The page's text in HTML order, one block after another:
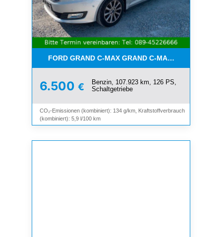
FORD GRAND C-MAX GRAND C-MAX TITANIUM*7-
6.500 €
Benzin, 107.923 km, 126 PS,
Schaltgetriebe
CO₂-Emissionen (kombiniert): 134 g/km, Kraftstoffverbrauch
(kombiniert): 5,9 l/100 km